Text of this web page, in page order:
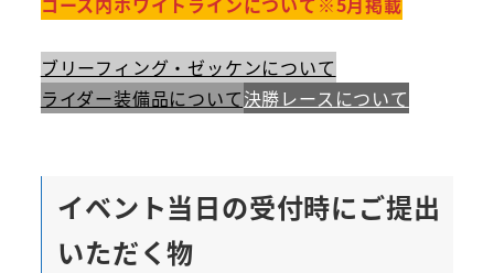
ブリーフィング・ゼッケンについて
ライダー装備品について決勝レースについて
イベント当日の受付時にご提出
いただく物